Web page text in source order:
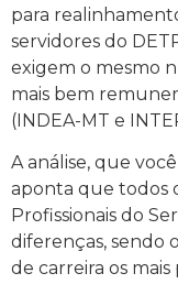
para
servidores do
exigem o mesmo
mais bem
(INDEA-MT e
A análise, que
aponta que todos
Profissionais do
diferenças, sendo
de carreira os